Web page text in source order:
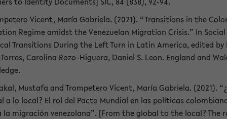
Vicent, María Gabriela. (2021). “Transitions in the
Regime amidst the Venezuelan Migration Crisis.” In
Transitions During the Left Turn in Latin America, edited by
Carolina Rozo-Higuera, Daniel S. Leon. England and
Mustafa and Trompetero Vicent, María Gabriela. (2021).
a lo local? El rol del Pacto Mundial en las políticas
la migración venezolana”. [From the global to the local? The